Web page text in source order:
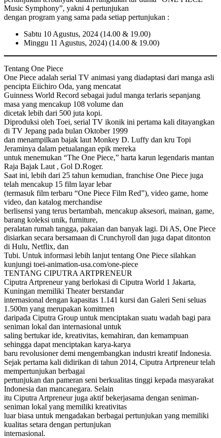
Music Symphony”, yakni 4 pertunjukan
dengan program yang sama pada setiap pertunjukan :
Sabtu 10 Agustus, 2024 (14.00 & 19.00)
Minggu 11 Agustus, 2024) (14.00 & 19.00)
Tentang One Piece
One Piece adalah serial TV animasi yang diadaptasi dari manga asli
pencipta Eiichiro Oda, yang mencatat
Guinness World Record sebagai judul manga terlaris sepanjang
masa yang mencakup 108 volume dan
dicetak lebih dari 500 juta kopi.
Diproduksi oleh Toei, serial TV ikonik ini pertama kali ditayangkan
di TV Jepang pada bulan Oktober 1999
dan menampilkan bajak laut Monkey D. Luffy dan kru Topi
Jeraminya dalam petualangan epik mereka
untuk menemukan “The One Piece,” harta karun legendaris mantan
Raja Bajak Laut , Gol D.Roger.
Saat ini, lebih dari 25 tahun kemudian, franchise One Piece juga
telah mencakup 15 film layar lebar
(termasuk film terbaru “One Piece Film Red”), video game, home
video, dan katalog merchandise
berlisensi yang terus bertambah, mencakup aksesori, mainan, game,
barang koleksi unik, furniture,
peralatan rumah tangga, pakaian dan banyak lagi. Di AS, One Piece
disiarkan secara bersamaan di Crunchyroll dan juga dapat ditonton
di Hulu, Netflix, dan
Tubi. Untuk informasi lebih lanjut tentang One Piece silahkan
kunjungi toei-animation-usa.com/one-piece
TENTANG CIPUTRA ARTPRENEUR
Ciputra Artpreneur yang berlokasi di Ciputra World 1 Jakarta,
Kuningan memiliki Theater berstandar
internasional dengan kapasitas 1.141 kursi dan Galeri Seni seluas
1.500m yang merupakan komitmen
daripada Ciputra Group untuk menciptakan suatu wadah bagi para
seniman lokal dan internasional untuk
saling bertukar ide, kreativitas, kemahiran, dan kemampuan
sehingga dapat menciptakan karya-karya
baru revolusioner demi mengembangkan industri kreatif Indonesia.
Sejak pertama kali didirikan di tahun 2014, Ciputra Artpreneur telah
mempertunjukan berbagai
pertunjukan dan pameran seni berkualitas tinggi kepada masyarakat
Indonesia dan mancanegara. Selain
itu Ciputra Artpreneur juga aktif bekerjasama dengan seniman-
seniman lokal yang memiliki kreativitas
luar biasa untuk mengadakan berbagai pertunjukan yang memiliki
kualitas setara dengan pertunjukan
internasional.